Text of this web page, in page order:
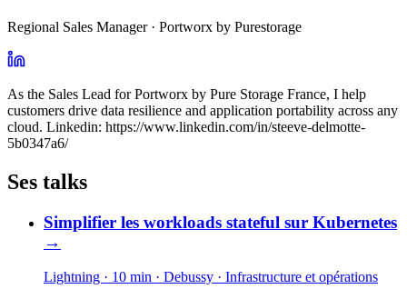
Regional Sales Manager · Portworx by Purestorage
As the Sales Lead for Portworx by Pure Storage France, I help
customers drive data resilience and application portability across any
cloud. Linkedin: https://www.linkedin.com/in/steeve-delmotte-
5b0347a6/
Ses talks
Simplifier les workloads stateful sur Kubernetes
→
Lightning · 10 min · Debussy · Infrastructure et opérations